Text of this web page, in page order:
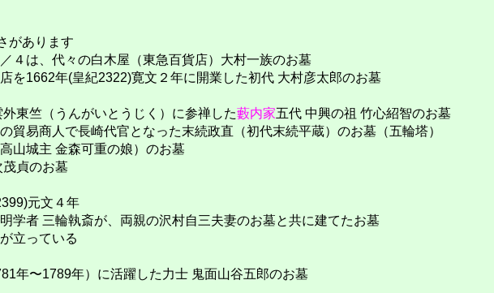
があります
４は、代々の白木屋（東急百貨店）大村一族のお墓
を1662年(皇紀2322)寛文２年に開業した初代 大村彦太郎のお墓
東竺（うんがいとうじく）に参禅した藪内家五代 中興の祖 竹心紹智のお墓
貿易商人で長崎代官となった末続政直（初代末続平蔵）のお墓（五輪塔）
山城主 金森可重の娘）のお墓
貞のお墓
元文４年
学者 三輪執斎が、両親の沢村自三夫妻のお墓と共に建てたお墓
立っている
年〜1789年）に活躍した力士 鬼面山谷五郎のお墓